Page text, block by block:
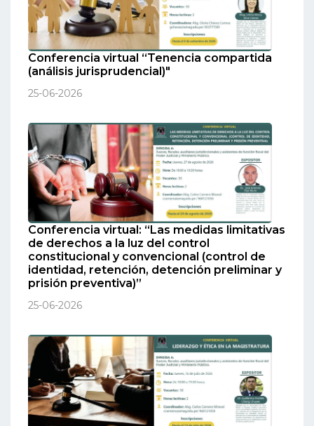
Conferencia virtual “Tenencia compartida
(análisis jurisprudencial)"
25-06-2026
Conferencia virtual: “Las medidas limitativas
de derechos a la luz del control
constitucional y convencional (control de
identidad, retención, detención preliminar y
prisión preventiva)”
25-06-2026